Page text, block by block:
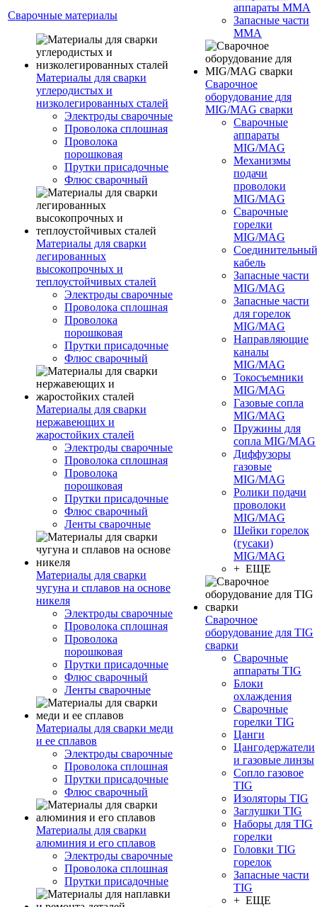
Сварочные материалы
Материалы для сварки
углеродистых и
низколегированных сталей
Электроды сварочные
Проволока сплошная
Проволока
порошковая
Прутки присадочные
Флюс сварочный
Материалы для сварки
легированных
высокопрочных и
теплоустойчивых сталей
Электроды сварочные
Проволока сплошная
Проволока
порошковая
Прутки присадочные
Флюс сварочный
Материалы для сварки
нержавеющих и
жаростойких сталей
Электроды сварочные
Проволока сплошная
Проволока
порошковая
Прутки присадочные
Флюс сварочный
Ленты сварочные
Материалы для сварки
чугуна и сплавов на основе
никеля
Электроды сварочные
Проволока сплошная
Проволока
порошковая
Прутки присадочные
Флюс сварочный
Ленты сварочные
Материалы для сварки меди
и ее сплавов
Электроды сварочные
Проволока сплошная
Прутки присадочные
Флюс сварочный
Материалы для сварки
алюминия и его сплавов
Электроды сварочные
Проволока сплошная
Прутки присадочные
аппараты MMA
Запасные части
MMA
Сварочное
оборудование для
MIG/MAG сварки
Сварочные
аппараты
MIG/MAG
Механизмы
подачи
проволоки
MIG/MAG
Сварочные
горелки
MIG/MAG
Соединительный
кабель
Запасные части
MIG/MAG
Запасные части
для горелок
MIG/MAG
Направляющие
каналы
MIG/MAG
Токосъемники
MIG/MAG
Газовые сопла
MIG/MAG
Пружины для
сопла MIG/MAG
Диффузоры
газовые
MIG/MAG
Ролики подачи
проволоки
MIG/MAG
Шейки горелок
(гусаки)
MIG/MAG
+ ЕЩЕ
Сварочное
оборудование для TIG
сварки
Сварочные
аппараты TIG
Блоки
охлаждения
Сварочные
горелки TIG
Цанги
Цангодержатели
и газовые линзы
Сопло газовое
TIG
Изоляторы TIG
Заглушки TIG
Наборы для TIG
горелки
Головки TIG
горелок
Запасные части
TIG
+ ЕЩЕ